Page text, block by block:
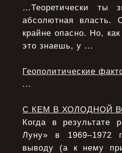
…Теоретически ты
абсолютная власть.
крайне опасно. Но,
это знаешь, у ...
Геополитические
...
С КЕМ В ХОЛОДНОЙ
Когда в
Луну» в 1969–1972
выводу (а к нему